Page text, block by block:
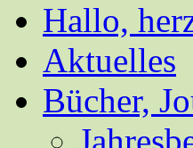
Hallo,
Aktuelles
Bücher,